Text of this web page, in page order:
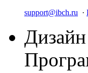
support@ibch.ru ·